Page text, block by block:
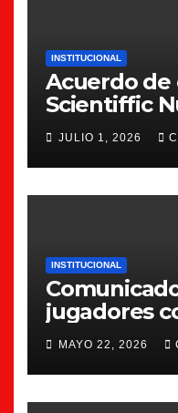
INSTITUCIONAL
Acuerdo de
Scientiffic
JULIO 1, 2026
INSTITUCIONAL
jugadores
la 26/27
MAYO 22, 2026